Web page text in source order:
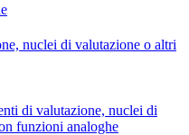
nuclei di valutazione o altri
di valutazione, nuclei di
funzioni analoghe